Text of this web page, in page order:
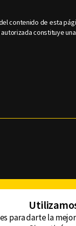
contenido de esta
constituye
para darte la